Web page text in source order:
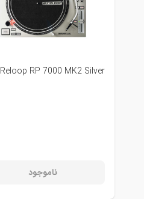
Reloop RP 7000 MK2 Silver
ناموجود